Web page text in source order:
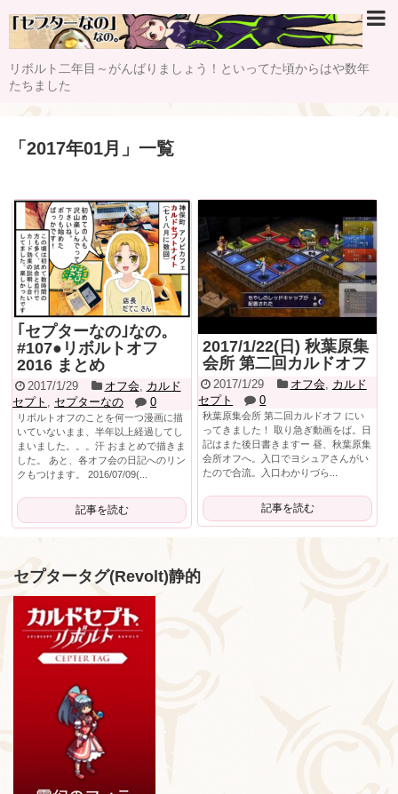
リボルト二年目～がんばりましょう！といってた頃からはや数年
たちました
「 2017年01月 」 一覧
｢セプターなの｣なの。
#107●リボルトオフ
2016 まとめ
2017/1/29 オフ会, カルド
セプト , セプターなの 0
リボルトオフのことを何一つ漫画に描
いていないまま、半年以上経過してし
まいました。。。汗 おまとめで描きま
した。 あと、各オフ会の日記へのリン
クもつけます。 2016/07/09(...
記事を読む
2017/1/22(日) 秋葉原集
会所 第二回カルドオフ
2017/1/29 オフ会, カルド
セプト
0
秋葉原集会所 第二回カルドオフ にい
ってきました！ 取り急ぎ動画をば。日
記はまた後日書きますー 昼、秋葉原集
会所オフへ。入口でヨシュアさんがい
たので合流。入口わかりづら...
記事を読む
セプタータグ(Revolt)静的